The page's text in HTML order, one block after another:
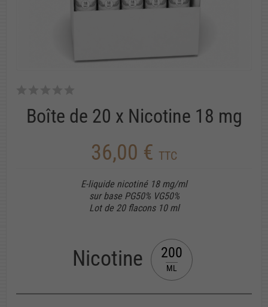
Boîte de 20 x Nicotine 18 mg
36,00 € TTC
E-liquide nicotiné 18 mg/ml
sur base PG50% VG50%
Lot de 20 flacons 10 ml
Nicotine 200
ML